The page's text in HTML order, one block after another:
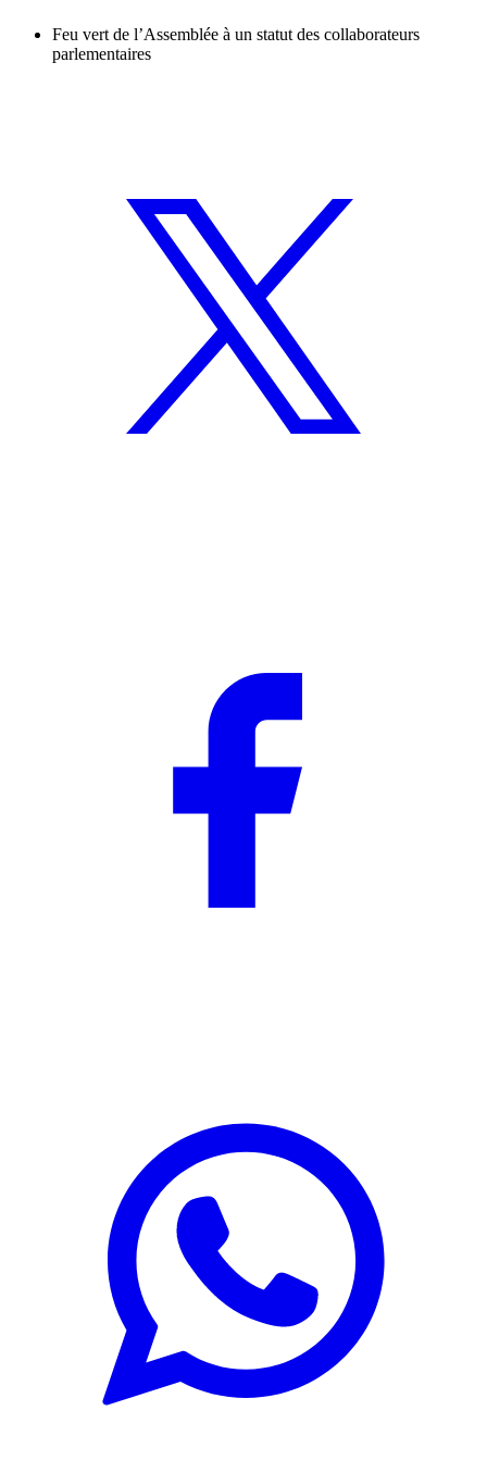
Feu vert de l’Assemblée à un statut des collaborateurs
parlementaires